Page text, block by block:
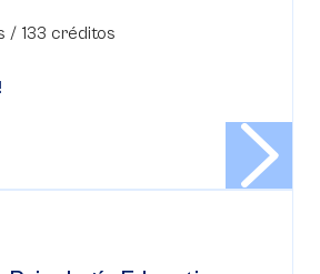
/ 133 créditos